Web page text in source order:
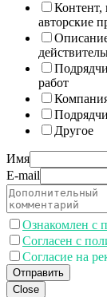
Контент,
авторские
работ
Другое
Имя
E-mail
Ознакомлен с
Согласен с
Согласие на
Отправить
Close